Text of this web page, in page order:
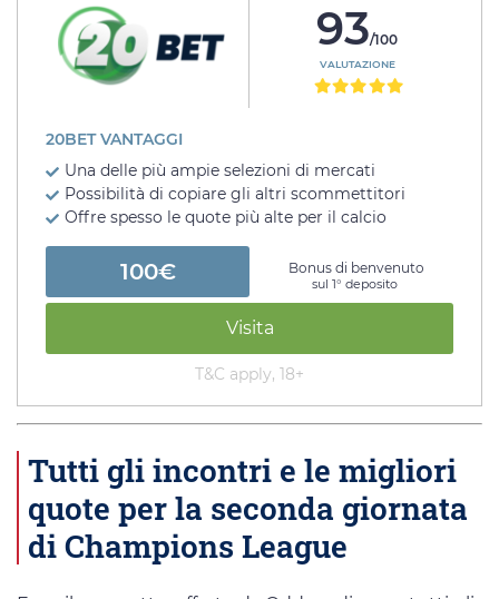
93/100
VALUTAZIONE
20BET VANTAGGI
Una delle più ampie selezioni di mercati
Possibilità di copiare gli altri scommettitori
Offre spesso le quote più alte per il calcio
100€ Bonus di benvenuto
sul 1° deposito
Visita
T&C apply, 18+
Tutti gli incontri e le migliori
quote per la seconda giornata
di Champions League